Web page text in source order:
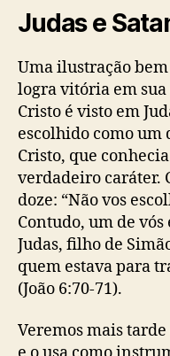
Judas e
Uma ilustração
logra vitória em
Cristo é visto em
escolhido como um
Cristo, que
verdadeiro caráter.
doze: “Não vos
Contudo, um de
Judas, filho de
quem estava para
(João 6:70-71).
Veremos mais